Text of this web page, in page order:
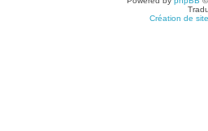
Création de